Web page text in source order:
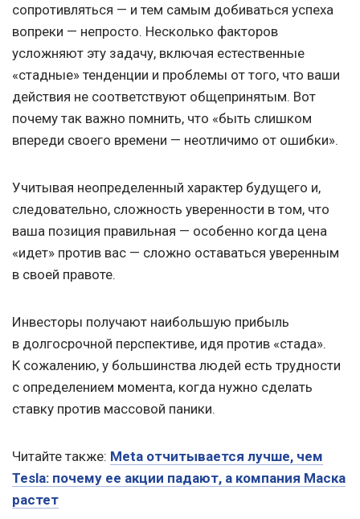
сопротивляться — и тем самым добиваться успеха
вопреки — непросто. Несколько факторов
усложняют эту задачу, включая естественные
«стадные» тенденции и проблемы от того, что ваши
действия не соответствуют общепринятым. Вот
почему так важно помнить, что «быть слишком
впереди своего времени — неотличимо от ошибки».
Учитывая неопределенный характер будущего и,
следовательно, сложность уверенности в том, что
ваша позиция правильная — особенно когда цена
«идет» против вас — сложно оставаться уверенным
в своей правоте.
Инвесторы получают наибольшую прибыль
в долгосрочной перспективе, идя против «стада».
К сожалению, у большинства людей есть трудности
с определением момента, когда нужно сделать
ставку против массовой паники.
Читайте также: Meta отчитывается лучше, чем
Tesla: почему ее акции падают, а компания Маска
растет